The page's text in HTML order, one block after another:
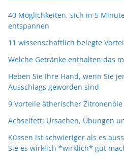
40 Möglichkeiten, sich in 5
entspannen
11 wissenschaftlich belegte
Welche Getränke enthalten das
Heben Sie Ihre Hand, wenn Sie
Ausschlags geworden sind
9 Vorteile ätherischer
Achselfett: Ursachen, Übungen
Küssen ist schwieriger als es
Sie es wirklich *wirklich* gut